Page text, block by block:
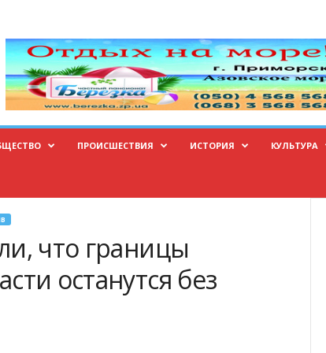
ПРОИСШЕСТВИЯ ИСТОРИЯ КУЛЬТУРА
что границы
останутся без